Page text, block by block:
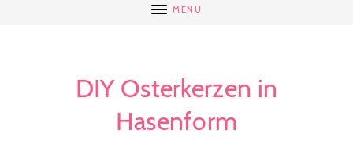
MENU
DIY Osterkerzen in
Hasenform